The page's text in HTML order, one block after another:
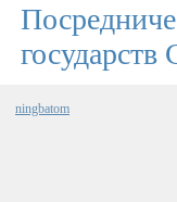
ningbatom